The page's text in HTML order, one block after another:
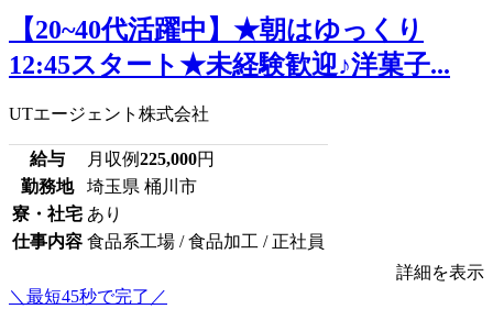
【20~40代活躍中】★朝はゆっくり
12:45スタート★未経験歓迎♪洋菓子...
UTエージェント株式会社
給与 月収例225,000円
勤務地
埼玉県 桶川市
寮・社宅 あり
仕事内容 食品系工場 / 食品加工 / 正社員
詳細を表示
＼最短45秒で完了／